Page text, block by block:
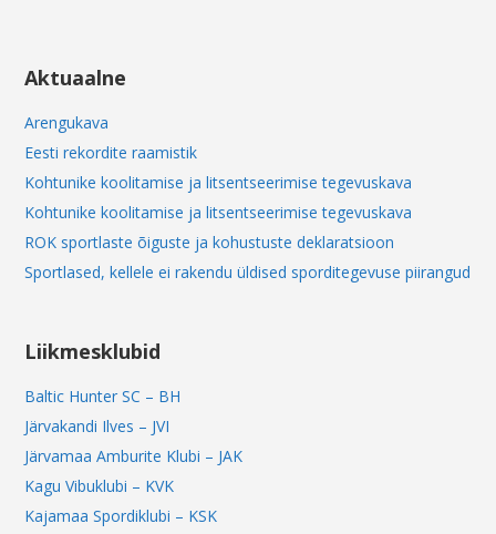
Aktuaalne
Arengukava
Eesti rekordite raamistik
Kohtunike koolitamise ja litsentseerimise tegevuskava
Kohtunike koolitamise ja litsentseerimise tegevuskava
ROK sportlaste õiguste ja kohustuste deklaratsioon
Sportlased, kellele ei rakendu üldised sporditegevuse piirangud
Liikmesklubid
Baltic Hunter SC – BH
Järvakandi Ilves – JVI
Järvamaa Amburite Klubi – JAK
Kagu Vibuklubi – KVK
Kajamaa Spordiklubi – KSK